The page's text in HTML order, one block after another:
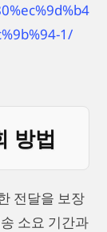
1/
방법
전달을 보장
소요 기간과